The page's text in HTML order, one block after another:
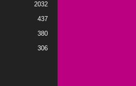
2032
437
380
306